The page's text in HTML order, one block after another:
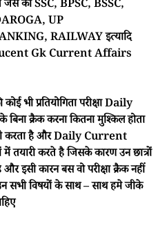
जैसे की SSC, BPSC, BSSC,
UP
RAILWAY इत्यादि
Lucent Gk Current Affairs
भी प्रतियोगिता परीक्षा Daily
क्रैक करना कितना मुश्किल होता
करता है और Daily Current
करते है जिसके कारण उन छात्रों
इसी कारन बस वो परीक्षा क्रैक नहीं
सभी विषयों के साथ – साथ हमे जीके